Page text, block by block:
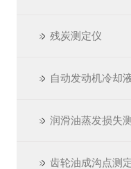
残炭测定仪
自动发动机冷却
润滑油蒸发损失
齿轮油成沟点测